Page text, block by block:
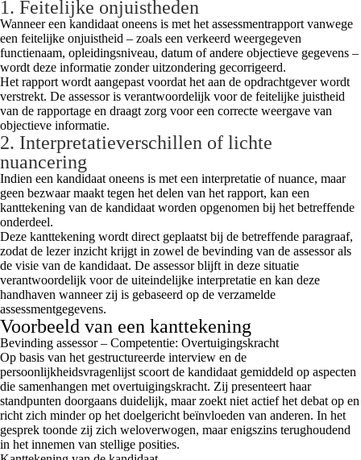
1. Feitelijke onjuistheden
Wanneer een kandidaat oneens is met het assessmentrapport vanwege
een feitelijke onjuistheid – zoals een verkeerd weergegeven
functienaam, opleidingsniveau, datum of andere objectieve gegevens –
wordt deze informatie zonder uitzondering gecorrigeerd.
Het rapport wordt aangepast voordat het aan de opdrachtgever wordt
verstrekt. De assessor is verantwoordelijk voor de feitelijke juistheid
van de rapportage en draagt zorg voor een correcte weergave van
objectieve informatie.
2. Interpretatieverschillen of lichte
nuancering
Indien een kandidaat oneens is met een interpretatie of nuance, maar
geen bezwaar maakt tegen het delen van het rapport, kan een
kanttekening van de kandidaat worden opgenomen bij het betreffende
onderdeel.
Deze kanttekening wordt direct geplaatst bij de betreffende paragraaf,
zodat de lezer inzicht krijgt in zowel de bevinding van de assessor als
de visie van de kandidaat. De assessor blijft in deze situatie
verantwoordelijk voor de uiteindelijke interpretatie en kan deze
handhaven wanneer zij is gebaseerd op de verzamelde
assessmentgegevens.
Voorbeeld van een kanttekening
Bevinding assessor – Competentie: Overtuigingskracht
Op basis van het gestructureerde interview en de
persoonlijkheidsvragenlijst scoort de kandidaat gemiddeld op aspecten
die samenhangen met overtuigingskracht. Zij presenteert haar
standpunten doorgaans duidelijk, maar zoekt niet actief het debat op en
richt zich minder op het doelgericht beïnvloeden van anderen. In het
gesprek toonde zij zich weloverwogen, maar enigszins terughoudend
in het innemen van stellige posities.